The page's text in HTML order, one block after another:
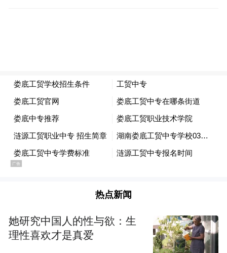
每一次亮相，这些穿搭中的色彩呼应都能让
热点新闻
她研究中国人的性与欲：生
理性喜欢才是真爱